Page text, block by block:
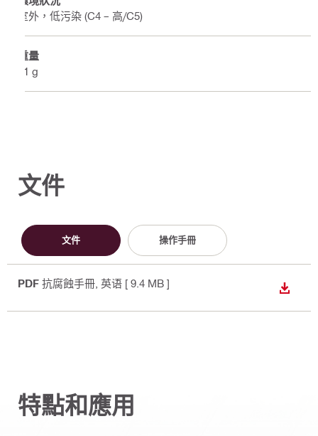
室外，低污染 (C4 – 高/C5)
重量
31 g
文件
文件 操作手冊
PDF 抗腐蝕手冊 , 英语 [ 9.4 MB ]
下載
特點和應用